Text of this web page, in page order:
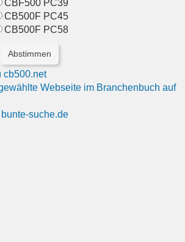
CBF500 PC39
CB500F PC45
CB500F PC58